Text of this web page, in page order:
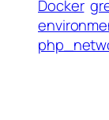
Docker